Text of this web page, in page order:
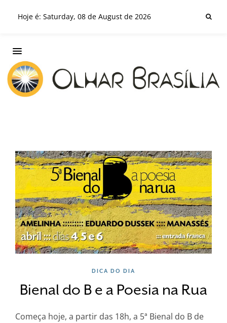
Hoje é: Saturday, 08 de August de 2026
DICA DO DIA
Bienal do B e a Poesia na Rua
Começa hoje, a partir das 18h, a 5ª Bienal do B de